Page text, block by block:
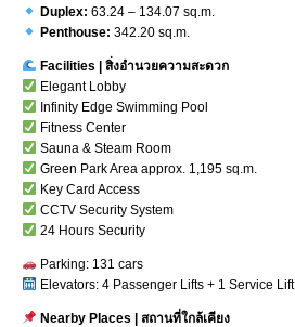
Duplex: 63.24 – 134.07 sq.m.
Penthouse: 342.20 sq.m.
Facilities | สิ่งอำนวยความสะดวก
Elegant Lobby
Infinity Edge Swimming Pool
Fitness Center
Sauna & Steam Room
Green Park Area approx. 1,195 sq.m.
Key Card Access
CCTV Security System
24 Hours Security
Parking: 131 cars
Elevators: 4 Passenger Lifts + 1 Service Lift
Nearby Places | สถานที่ใกล้เคียง